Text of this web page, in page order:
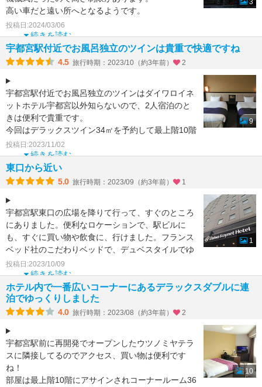
高い車だと遠い所へとなるようです。
そして、ウツノミヤテラスへ近い所にあります
続きを読む
投稿日:2024/03/06
3
宇都宮駅付近でお風呂独立のツインは貴重で快適ですね
4.5 旅行時期：2023/10（約3年前） 2
宇都宮駅付近でお風呂独立のツインはダイワロイネ
ットホテル宇都宮以外知らないので、2人宿泊のと
きは便利で貴重です。
今回はデラックスツイン34㎡を予約して最上階10階
にアサインされました。部屋はベッド
続きを読む
投稿日:2023/11/02
9
東口から近い
5.0 旅行時期：2023/09（約3年前） 1
宇都宮駅東口の広場を降りて行って、すぐのところ
にありました。便利なロケーションで、駅ビルに
も、すぐに買い物や飲食に、行けました。フランス
ベッド社のこだわりベッドで、デュベスタイルでゆ
っくり休めました。
続きを読む
投稿日:2023/10/09
1
ホテル内で一番広いコーナーにあるデラックスダブルに連
泊でゆっくりしました
4.0 旅行時期：2023/08（約3年前） 2
宇都宮駅前に再開発でオープンしたウツノミヤテラ
スに隣接してるのでアクセス、買い物は便利です
ね！
部屋は最上階10階にアサインされコーナールーム36
10